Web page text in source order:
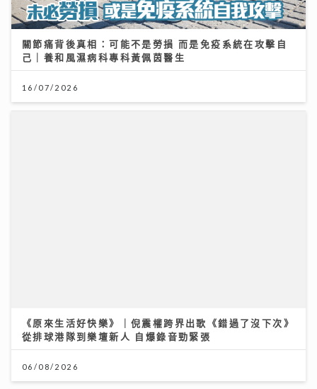
關節痛背後真相：可能不是勞損 而是免疫系統在攻擊自
己｜養和風濕病科專科黃佩茵醫生
16/07/2026
06/08/2026